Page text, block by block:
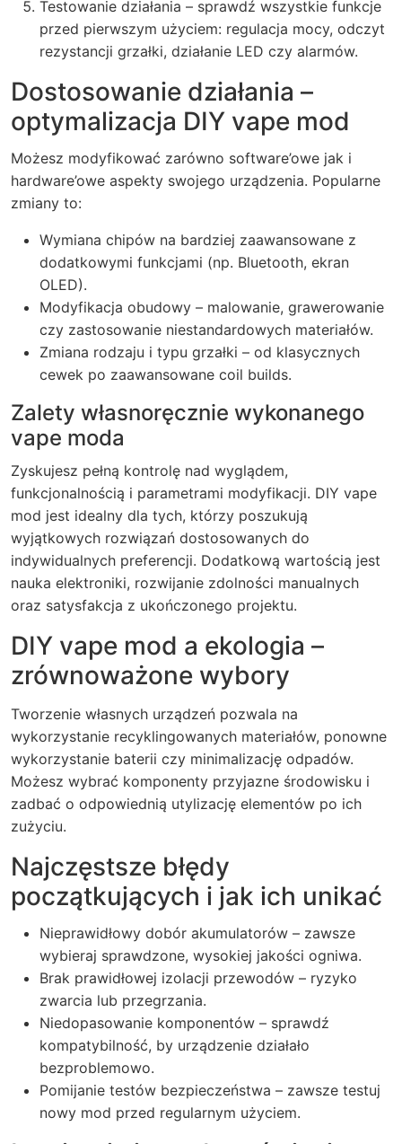
Testowanie działania – sprawdź wszystkie funkcje
przed pierwszym użyciem: regulacja mocy, odczyt
rezystancji grzałki, działanie LED czy alarmów.
Dostosowanie działania –
optymalizacja DIY vape mod
Możesz modyfikować zarówno software’owe jak i
hardware’owe aspekty swojego urządzenia. Popularne
zmiany to:
Wymiana chipów na bardziej zaawansowane z
dodatkowymi funkcjami (np. Bluetooth, ekran
OLED).
Modyfikacja obudowy – malowanie, grawerowanie
czy zastosowanie niestandardowych materiałów.
Zmiana rodzaju i typu grzałki – od klasycznych
cewek po zaawansowane coil builds.
Zalety własnoręcznie wykonanego
vape moda
Zyskujesz pełną kontrolę nad wyglądem,
funkcjonalnością i parametrami modyfikacji. DIY vape
mod jest idealny dla tych, którzy poszukują
wyjątkowych rozwiązań dostosowanych do
indywidualnych preferencji. Dodatkową wartością jest
nauka elektroniki, rozwijanie zdolności manualnych
oraz satysfakcja z ukończonego projektu.
DIY vape mod a ekologia –
zrównoważone wybory
Tworzenie własnych urządzeń pozwala na
wykorzystanie recyklingowanych materiałów, ponowne
wykorzystanie baterii czy minimalizację odpadów.
Możesz wybrać komponenty przyjazne środowisku i
zadbać o odpowiednią utylizację elementów po ich
zużyciu.
Najczęstsze błędy
początkujących i jak ich unikać
Nieprawidłowy dobór akumulatorów – zawsze
wybieraj sprawdzone, wysokiej jakości ogniwa.
Brak prawidłowej izolacji przewodów – ryzyko
zwarcia lub przegrzania.
Niedopasowanie komponentów – sprawdź
kompatybilność, by urządzenie działało
bezproblemowo.
Pomijanie testów bezpieczeństwa – zawsze testuj
nowy mod przed regularnym użyciem.